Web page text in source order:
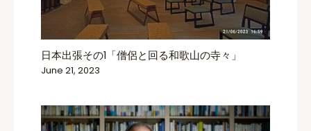
日本出張その1「僧侶と回る和歌山の寺々」
June 21, 2023